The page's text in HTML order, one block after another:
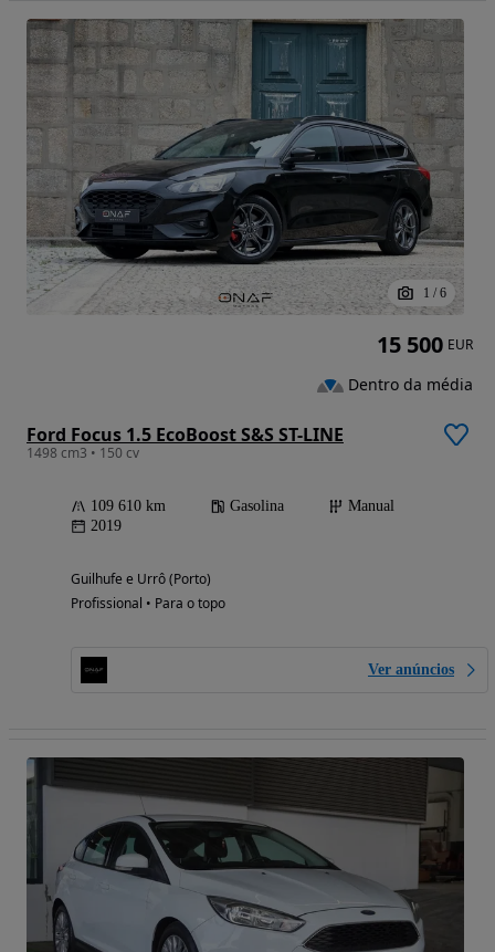
1 / 6
Ford Focus 1.5 EcoBoost S&S ST-LINE
1498 cm3 • 150 cv
109 610 km Gasolina
Manual
2019
Guilhufe e Urrô (Porto)
Profissional • Para o topo
Ver anúncios
15 500 EUR
Dentro da média